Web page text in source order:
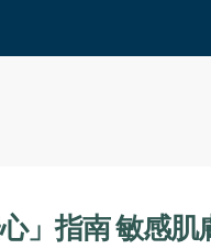
」指南 敏感肌